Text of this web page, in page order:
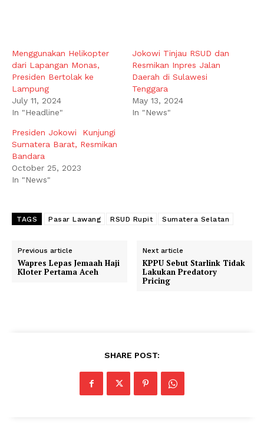
Menggunakan Helikopter
dari Lapangan Monas,
Presiden Bertolak ke
Lampung
July 11, 2024
In "Headline"
Jokowi Tinjau RSUD dan
Resmikan Inpres Jalan
Daerah di Sulawesi
Tenggara
May 13, 2024
In "News"
Presiden Jokowi Kunjungi
Sumatera Barat, Resmikan
Bandara
October 25, 2023
In "News"
TAGS Pasar Lawang RSUD Rupit Sumatera Selatan
Previous article
Wapres Lepas Jemaah Haji
Kloter Pertama Aceh
Next article
KPPU Sebut Starlink Tidak
Lakukan Predatory
Pricing
SHARE POST: